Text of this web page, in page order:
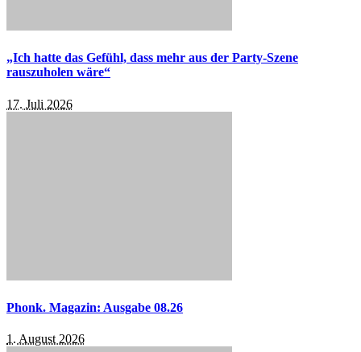
„Ich hatte das Gefühl, dass mehr aus der Party-Szene
rauszuholen wäre“
17. Juli 2026
Phonk. Magazin: Ausgabe 08.26
1. August 2026